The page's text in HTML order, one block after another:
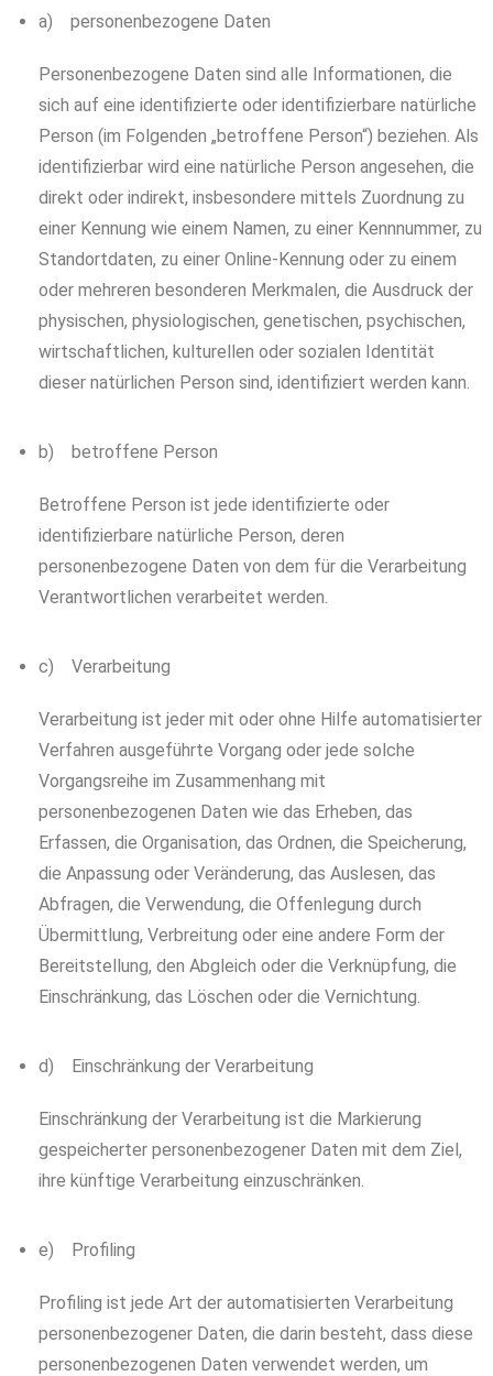
a) personenbezogene Daten
Personenbezogene Daten sind alle Informationen, die
sich auf eine identifizierte oder identifizierbare natürliche
Person (im Folgenden „betroffene Person“) beziehen. Als
identifizierbar wird eine natürliche Person angesehen, die
direkt oder indirekt, insbesondere mittels Zuordnung zu
einer Kennung wie einem Namen, zu einer Kennnummer, zu
Standortdaten, zu einer Online-Kennung oder zu einem
oder mehreren besonderen Merkmalen, die Ausdruck der
physischen, physiologischen, genetischen, psychischen,
wirtschaftlichen, kulturellen oder sozialen Identität
dieser natürlichen Person sind, identifiziert werden kann.
b) betroffene Person
Betroffene Person ist jede identifizierte oder
identifizierbare natürliche Person, deren
personenbezogene Daten von dem für die Verarbeitung
Verantwortlichen verarbeitet werden.
c) Verarbeitung
Verarbeitung ist jeder mit oder ohne Hilfe automatisierter
Verfahren ausgeführte Vorgang oder jede solche
Vorgangsreihe im Zusammenhang mit
personenbezogenen Daten wie das Erheben, das
Erfassen, die Organisation, das Ordnen, die Speicherung,
die Anpassung oder Veränderung, das Auslesen, das
Abfragen, die Verwendung, die Offenlegung durch
Übermittlung, Verbreitung oder eine andere Form der
Bereitstellung, den Abgleich oder die Verknüpfung, die
Einschränkung, das Löschen oder die Vernichtung.
d) Einschränkung der Verarbeitung
Einschränkung der Verarbeitung ist die Markierung
gespeicherter personenbezogener Daten mit dem Ziel,
ihre künftige Verarbeitung einzuschränken.
e) Profiling
Profiling ist jede Art der automatisierten Verarbeitung
personenbezogener Daten, die darin besteht, dass diese
personenbezogenen Daten verwendet werden, um